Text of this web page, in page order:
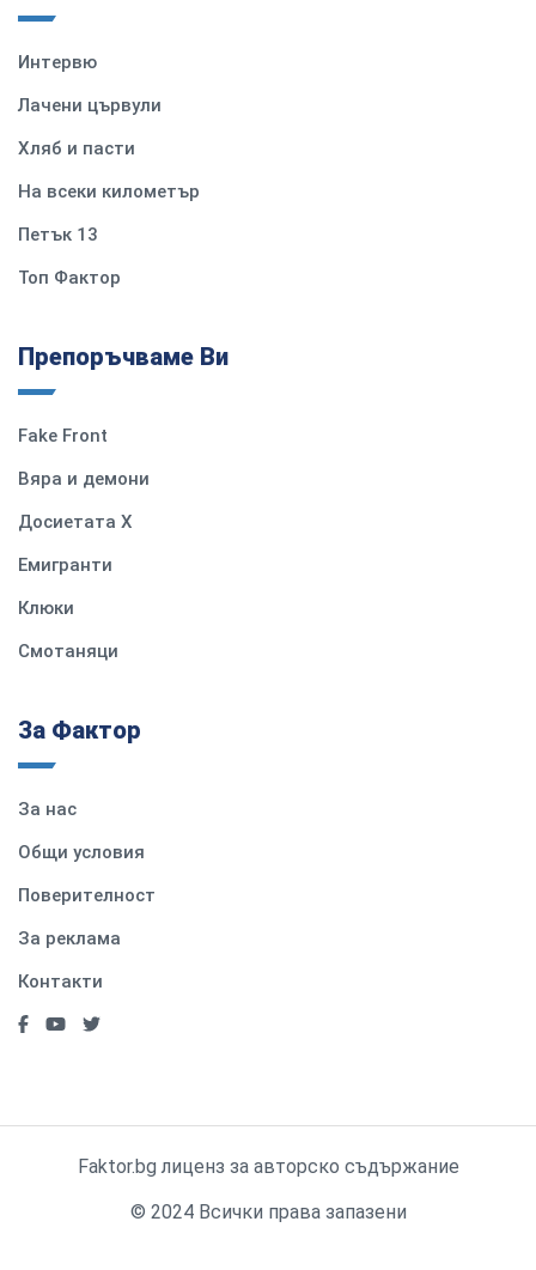
Интервю
Лачени цървули
Хляб и пасти
На всеки километър
Петък 13
Топ Фактор
Препоръчваме Ви
Fake Front
Вяра и демони
Досиетата Х
Емигранти
Клюки
Смотаняци
За Фактор
За нас
Общи условия
Поверителност
За реклама
Контакти
Faktor.bg лиценз за авторско съдържание
© 2024 Всички права запазени